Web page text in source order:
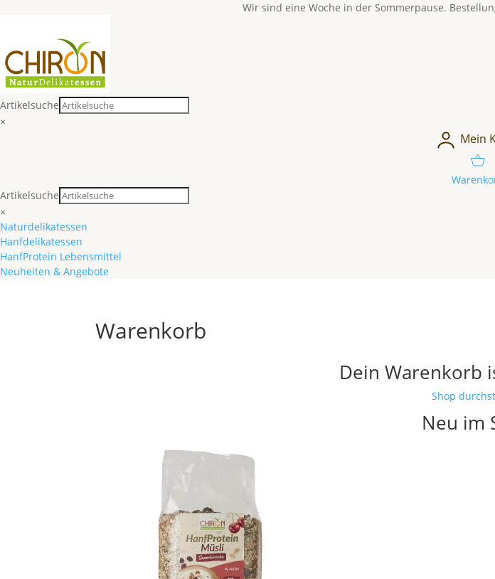
Wir sind eine Woche in der Sommerpause.
Artikelsuche
×
Mein
Artikelsuche
×
Naturdelikatessen
Hanfdelikatessen
HanfProtein Lebensmittel
Neuheiten & Angebote
Warenkorb
Dein Warenkorb
Shop
Neu im